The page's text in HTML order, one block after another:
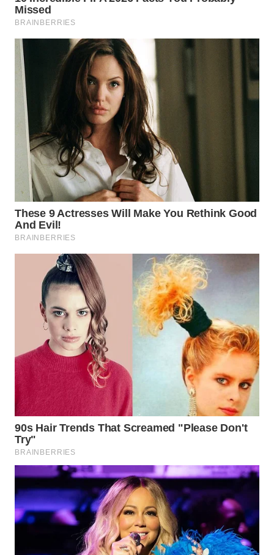
WAHANANEWS
ID
WAHANANEWS
CO ID
WAHANANEWS
NET
WAHANA
SPORT
WAHANA
UMKM
WAHANA
SELEB
WAHANA
PERSONA
WAHANA
OTOMOTIF
WAHANA
HEALTH
WAHANA
LAPAK
WAHANA